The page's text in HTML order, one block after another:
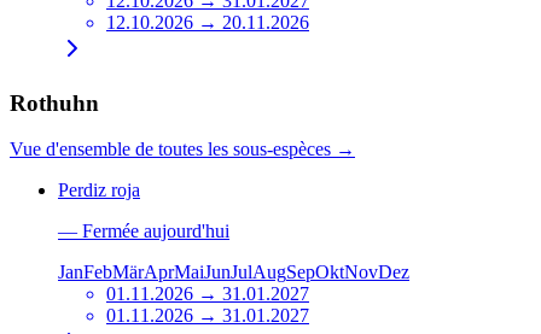
12.10.2026 → 20.11.2026
Rothuhn
Vue d'ensemble de toutes les sous-espèces →
Perdiz roja
— Fermée aujourd'hui
JanFebMärAprMaiJunJulAugSepOktNovDez
01.11.2026 → 31.01.2027
01.11.2026 → 31.01.2027